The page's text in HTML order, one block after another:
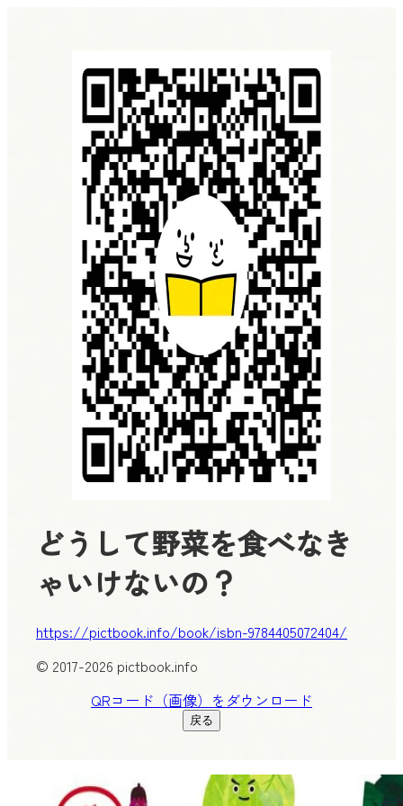
どうして野菜を食べなき
ゃいけないの？
https://pictbook.info/book/isbn-9784405072404/
© 2017-2026 pictbook.info
QRコード（画像）をダウンロード
戻る